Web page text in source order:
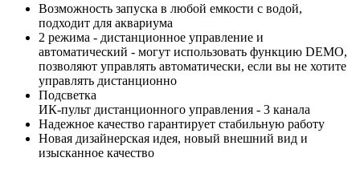
Возможность запуска в любой емкости с водой,
подходит для аквариума
2 режима - дистанционное управление и
автоматический - могут использовать функцию DEMO,
позволяют управлять автоматически, если вы не хотите
управлять дистанционно
Подсветка
ИК-пульт дистанционного управления - 3 канала
Надежное качество гарантирует стабильную работу
Новая дизайнерская идея, новый внешний вид и
изысканное качество